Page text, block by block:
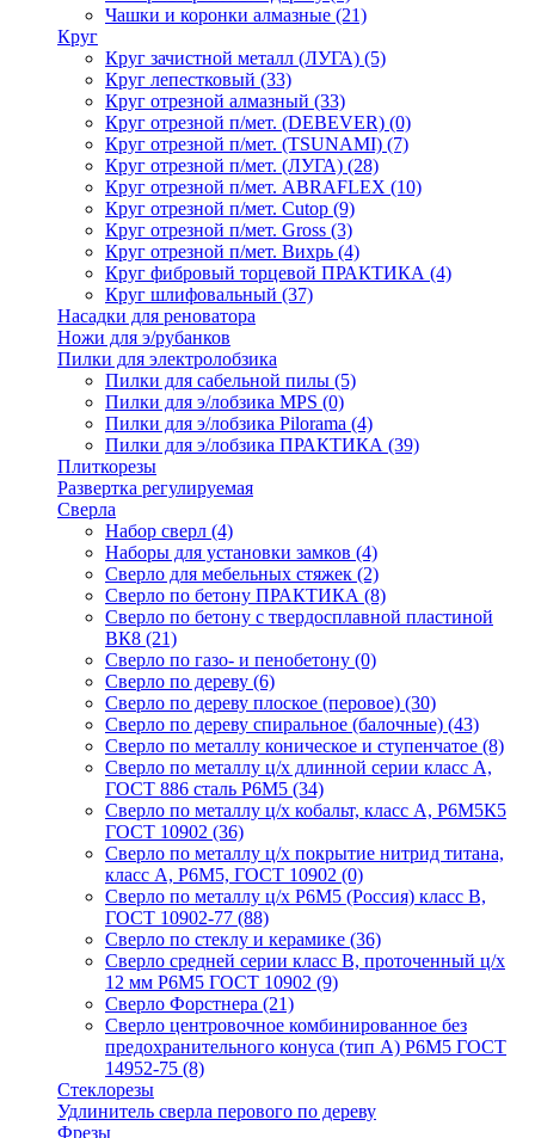
Чашки и коронки алмазные (21)
Круг
Круг зачистной металл (ЛУГА) (5)
Круг лепестковый (33)
Круг отрезной алмазный (33)
Круг отрезной п/мет. (DEBEVER) (0)
Круг отрезной п/мет. (TSUNAMI) (7)
Круг отрезной п/мет. (ЛУГА) (28)
Круг отрезной п/мет. ABRAFLEX (10)
Круг отрезной п/мет. Cutop (9)
Круг отрезной п/мет. Gross (3)
Круг отрезной п/мет. Вихрь (4)
Круг фибровый торцевой ПРАКТИКА (4)
Круг шлифовальный (37)
Насадки для реноватора
Ножи для э/рубанков
Пилки для электролобзика
Пилки для сабельной пилы (5)
Пилки для э/лобзика MPS (0)
Пилки для э/лобзика Pilorama (4)
Пилки для э/лобзика ПРАКТИКА (39)
Плиткорезы
Развертка регулируемая
Сверла
Набор сверл (4)
Наборы для установки замков (4)
Сверло для мебельных стяжек (2)
Сверло по бетону ПРАКТИКА (8)
Сверло по бетону с твердосплавной пластиной
ВК8 (21)
Сверло по газо- и пенобетону (0)
Сверло по дереву (6)
Сверло по дереву плоское (перовое) (30)
Сверло по дереву спиральное (балочные) (43)
Сверло по металлу коническое и ступенчатое (8)
Сверло по металлу ц/х длинной серии класс А,
ГОСТ 886 сталь Р6М5 (34)
Сверло по металлу ц/х кобальт, класс А, Р6М5К5
ГОСТ 10902 (36)
Сверло по металлу ц/х покрытие нитрид титана,
класс А, Р6М5, ГОСТ 10902 (0)
Сверло по металлу ц/х Р6М5 (Россия) класс В,
ГОСТ 10902-77 (88)
Сверло по стеклу и керамике (36)
Сверло средней серии класс В, проточенный ц/х
12 мм Р6М5 ГОСТ 10902 (9)
Сверло Форстнера (21)
Сверло центровочное комбинированное без
предохранительного конуса (тип А) Р6М5 ГОСТ
14952-75 (8)
Стеклорезы
Удлинитель сверла перового по дереву
Фрезы